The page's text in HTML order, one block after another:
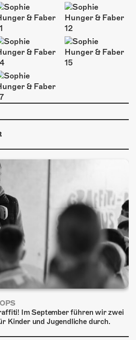
Im September führen wir zwei
Kinder und Jugendliche durch.